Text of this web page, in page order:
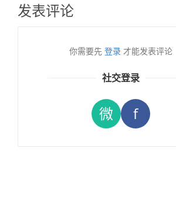
发表评论
你需要先 登录 才能发表评论
社交登录
微 f